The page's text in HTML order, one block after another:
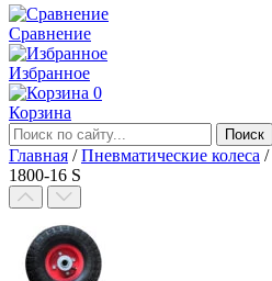
Сравнение
Избранное
0
Корзина
Главная /Пневматические колеса /
1800-16 S